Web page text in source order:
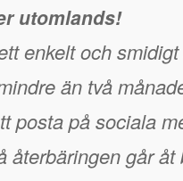
utomlands!
enkelt och
än två
posta på sociala
återbäringen går